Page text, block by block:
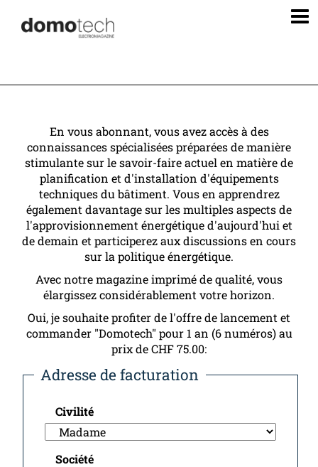
En vous abonnant, vous avez accès à des
connaissances spécialisées préparées de manière
stimulante sur le savoir-faire actuel en matière de
planification et d'installation d'équipements
techniques du bâtiment. Vous en apprendrez
également davantage sur les multiples aspects de
l'approvisionnement énergétique d'aujourd'hui et
de demain et participerez aux discussions en cours
sur la politique énergétique.
Avec notre magazine imprimé de qualité, vous
élargissez considérablement votre horizon.
Oui, je souhaite profiter de l'offre de lancement et
commander "Domotech" pour 1 an (6 numéros) au
prix de CHF 75.00:
Adresse de facturation
Civilité
Société